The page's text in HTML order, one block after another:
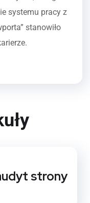
systemu pracy z
stanowiło
strony